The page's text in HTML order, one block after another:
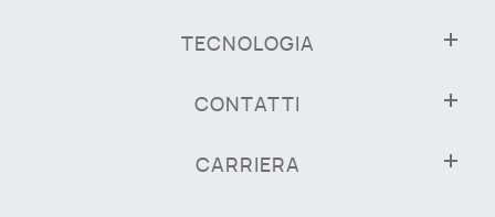
TECNOLOGIA
CONTATTI
CARRIERA